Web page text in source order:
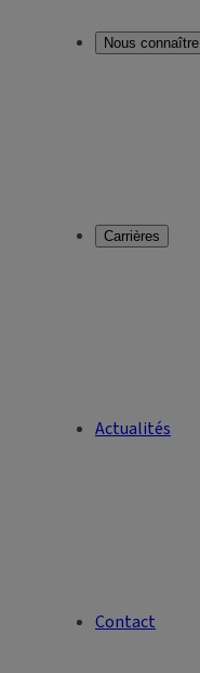
Nous connaître
Carrières
Actualités
Contact